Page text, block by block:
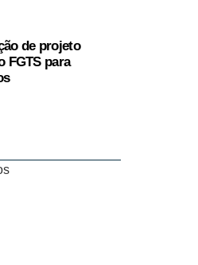
de projeto
FGTS para